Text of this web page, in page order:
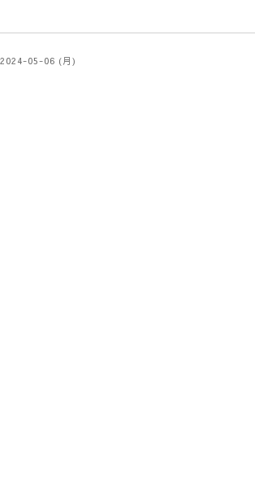
05-06 (月)